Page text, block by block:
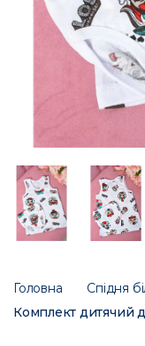
Головна Спідня